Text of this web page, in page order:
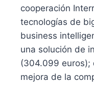
cooperación
tecnologías de
business
una solución de
(304.099 euros);
mejora de la